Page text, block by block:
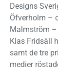
Designs
Öfverholm –
Malmström –
Klas Fridsäll
samt de tre
medier